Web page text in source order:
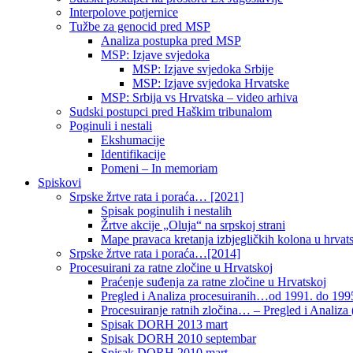
Interpolove potjernice
Tužbe za genocid pred MSP
Analiza postupka pred MSP
MSP: Izjave svjedoka
MSP: Izjave svjedoka Srbije
MSP: Izjave svjedoka Hrvatske
MSP: Srbija vs Hrvatska – video arhiva
Sudski postupci pred Haškim tribunalom
Poginuli i nestali
Ekshumacije
Identifikacije
Pomeni – In memoriam
Spiskovi
Srpske žrtve rata i poraća… [2021]
Spisak poginulih i nestalih
Žrtve akcije „Oluja“ na srpskoj strani
Mape pravaca kretanja izbjegličkih kolona u
Srpske žrtve rata i poraća…[2014]
Procesuirani za ratne zločine u Hrvatskoj
Praćenje suđenja za ratne zločine u Hrvatskoj
Pregled i Analiza procesuiranih…od 1991. do
Procesuiranje ratnih zločina… – Pregled i Analiza
Spisak DORH 2013 mart
Spisak DORH 2010 septembar